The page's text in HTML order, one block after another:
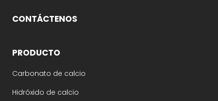
CONTÁCTENOS
PRODUCTO
Carbonato de calcio
Hidróxido de calcio